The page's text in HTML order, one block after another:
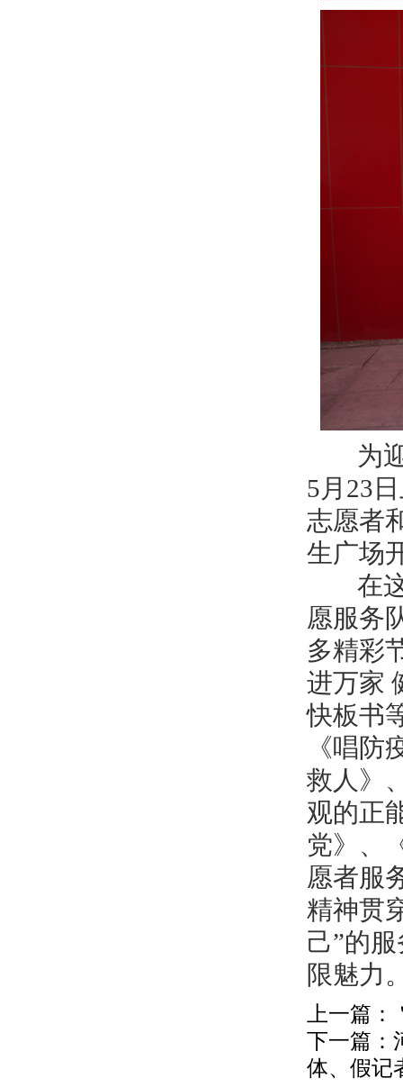
为迎
5月23
志愿者
生广场
在这
愿服务
多精彩
进万家
快板书
《唱
救人》
观的正
党》、
愿者服
精神贯
己”的
限魅力
上一篇：
下一篇：
体、假记